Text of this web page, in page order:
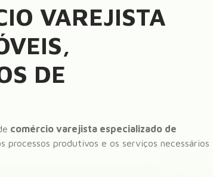
VAREJISTA
DE
comércio varejista especializado de
processos produtivos e os serviços necessários